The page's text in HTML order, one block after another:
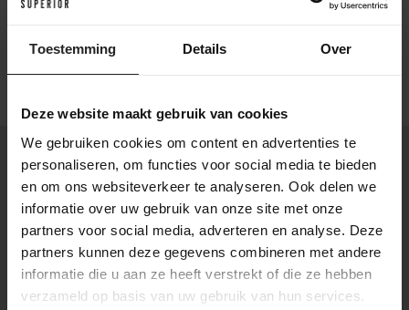
Toestemming Details Over
Deze website maakt gebruik van cookies
We gebruiken cookies om content en advertenties te
personaliseren, om functies voor social media te bieden
en om ons websiteverkeer te analyseren. Ook delen we
informatie over uw gebruik van onze site met onze
partners voor social media, adverteren en analyse. Deze
partners kunnen deze gegevens combineren met andere
informatie die u aan ze heeft verstrekt of die ze hebben
verzameld op basis van uw gebruik van hun services.
Ontdek het complete cross country aanbod bij BikeSuperior
en bestel eenvoudig online of kom langs in de showroom.
‘Mondraker, the way forward’
Mondraker is een Spaanse mountainbike fabrikant opgericht
in 2001. Mondraker is met name bekend van de Forward
Geometry, een lange bovenbuis die voor een veiligere,